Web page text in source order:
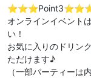
オンラインイベント
い！
お気に入りのドリン
ただけます♪
（一部パーティーは